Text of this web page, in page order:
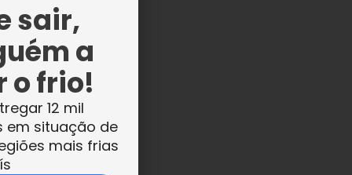
sair,
a
o frio!
12 mil
em situação de
mais frias